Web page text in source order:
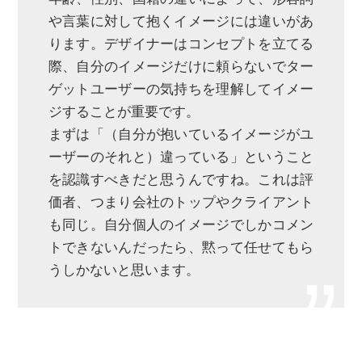
や言葉に対して抱くイメージには違いがあ
ります。デザイナーはコンセプトを立てる
際、自分のイメージだけに頼らないでター
ゲットユーザーの気持ちを理解してイメー
ジすることが重要です。
まずは「（自分が抱いているイメージがユ
ーザーのそれと）違っている」ということ
を認識すべきだと思うんですね。これは評
価者、つまり会社のトップやクライアント
も同じ。自分個人のイメージでしかコメン
トできないんだったら、黙って任せてもら
うしかないと思います。